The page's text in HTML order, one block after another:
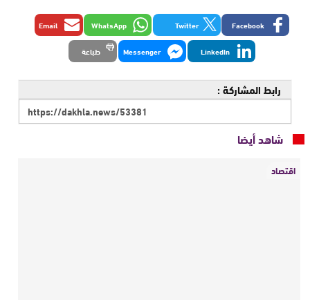
Facebook
Twitter
WhatsApp
Email
LinkedIn
Messenger طباعة
رابط المشاركة :
شاهد أيضا
اقتصاد